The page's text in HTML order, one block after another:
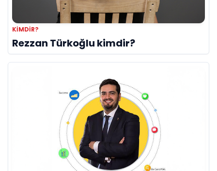
KIMDIR?
Rezzan Türkoğlu kimdir?